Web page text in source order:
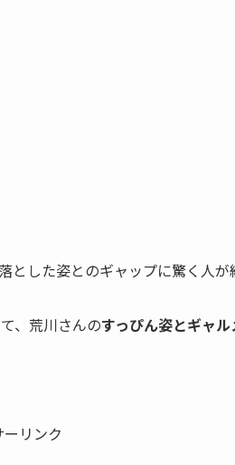
した姿とのギャップに驚く人が
、荒川さんのすっぴん姿とギャ
リンク